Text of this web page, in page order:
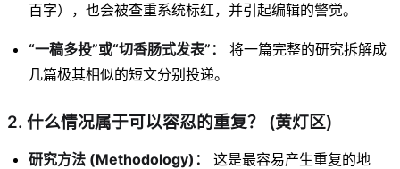
百字），也会被查重系统标红，并引起编辑的警觉。
“一稿多投”或“切香肠式发表”：
将一篇完整的研究拆解成
几篇极其相似的短文分别投递。
2. 什么情况属于可以容忍的重复？ (黄灯区)
研究方法 (Methodology)：
这是最容易产生重复的地